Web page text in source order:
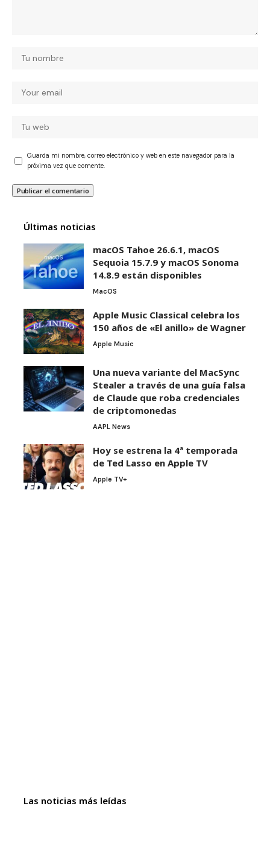
Guarda mi nombre, correo electrónico y web en este navegador para la
próxima vez que comente.
Últimas noticias
macOS Tahoe 26.6.1, macOS
Sequoia 15.7.9 y macOS Sonoma
14.8.9 están disponibles
MacOS
Apple Music Classical celebra los
150 años de «El anillo» de Wagner
Apple Music
Una nueva variante del MacSync
Stealer a través de una guía falsa
de Claude que roba credenciales
de criptomonedas
AAPL News
Hoy se estrena la 4ª temporada
de Ted Lasso en Apple TV
Apple TV+
Las noticias más leídas